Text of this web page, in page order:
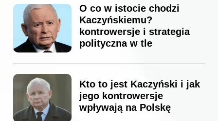
O co w istocie chodzi
Kaczyńskiemu?
kontrowersje i strategia
polityczna w tle
Kto to jest Kaczyński i jak
jego kontrowersje
wpływają na Polskę